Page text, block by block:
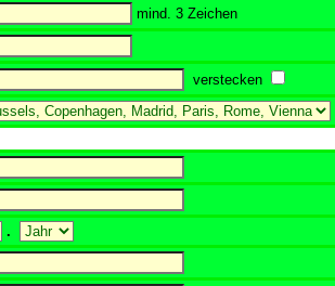
mind. 3 Zeichen
verstecken
.